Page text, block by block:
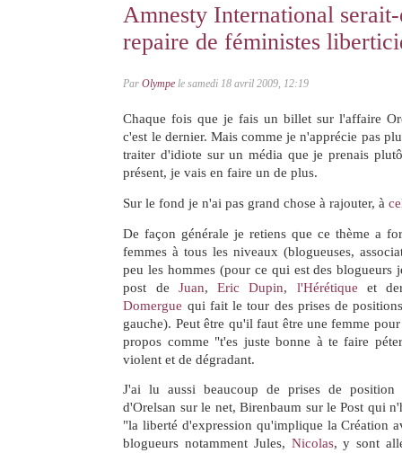
Amnesty International
repaire de féministes
ParOlympe le samedi 18 avril 2009, 12:19
Chaque fois que je fais un billet sur l'affaire
c'est le dernier. Mais comme je n'apprécie pas
traiter d'idiote sur un média que je prenais
présent, je vais en faire un de plus.
Sur le fond je n'ai pas grand chose à rajouter, à
De façon générale je retiens que ce thème a
femmes à tous les niveaux (blogueuses,
peu les hommes (pour ce qui est des blogueurs
post de Juan,Eric Dupin, l'Hérétique et
Domergue qui fait le tour des prises de
gauche). Peut être qu'il faut être une femme
propos comme "t'es juste bonne à te faire
violent et de dégradant.
J'ai lu aussi beaucoup de prises de position
d'Orelsan sur le net, Birenbaum sur le Post qui
"la liberté d'expression qu'implique la Création
blogueurs notamment Jules, Nicolas, y sont